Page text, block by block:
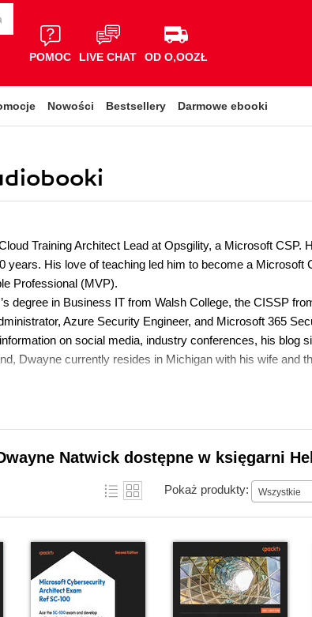
POMOC LIVE CHAT OD O,OOZŁ
Nowości Bestsellery Darmowe ebooki
Training Architect Lead at Opsgility, a Microsoft CSP.
years. His love of teaching led him to become a Microsoft
Professional (MVP).
degree in Business IT from Walsh College, the CISSP
Azure Security Engineer, and Microsoft 365
on social media, industry conferences, his blog
Dwayne currently resides in Michigan with his wife and
Natwick dostępne w księgarni
Pokaż produkty: Wszystkie